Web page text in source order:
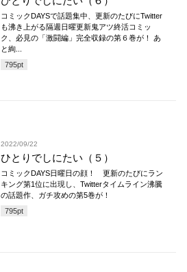
コミックDAYSで話題集中、更新のたびにTwitter
も沸き上がる隔週日曜更新鬼アツ終活コミッ
ク、必見の「激闘編」完全収録の第６巻が！ あ
と絢...
795pt
2022/09/22
ひとりでしにたい（５）
コミックDAYS日曜日の顔！ 更新のたびにラン
キング第1位に出現し、Twitterタイムライン沸騰
の話題作、ガチ攻めの第5巻が！
795pt